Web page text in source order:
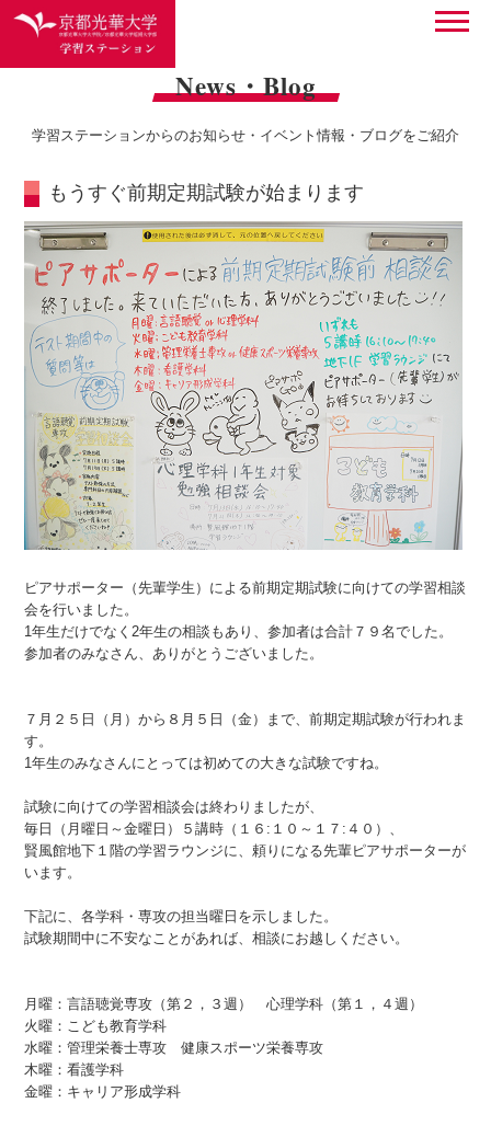
News・Blog
学習ステーションからのお知らせ・イベント情報・ブログをご紹介
もうすぐ前期定期試験が始まります
ピアサポーター（先輩学生）による前期定期試験に向けての学習相談
会を行いました。
1年生だけでなく2年生の相談もあり、参加者は合計７９名でした。
参加者のみなさん、ありがとうございました。
７月２５日（月）から８月５日（金）まで、前期定期試験が行われま
す。
1年生のみなさんにとっては初めての大きな試験ですね。
試験に向けての学習相談会は終わりましたが、
毎日（月曜日～金曜日）５講時（１６:１０～１７:４０）、
賢風館地下１階の学習ラウンジに、頼りになる先輩ピアサポーターが
います。
下記に、各学科・専攻の担当曜日を示しました。
試験期間中に不安なことがあれば、相談にお越しください。
月曜：言語聴覚専攻（第２，３週） 心理学科（第１，４週）
火曜：こども教育学科
水曜：管理栄養士専攻 健康スポーツ栄養専攻
木曜：看護学科
金曜：キャリア形成学科